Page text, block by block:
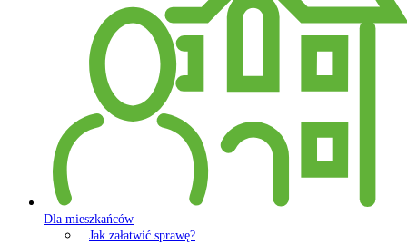
Dla mieszkańców
Jak załatwić sprawę?